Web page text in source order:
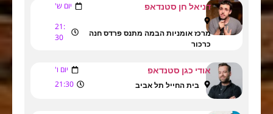
דניאל חן סטנדאפ יום ש'
מרכז אומניות הבמה מתנס פרדס חנה
כרכור
21:
30
אודי כגן סטנדאפ יום ו'
בית החייל תל אביב 21:30